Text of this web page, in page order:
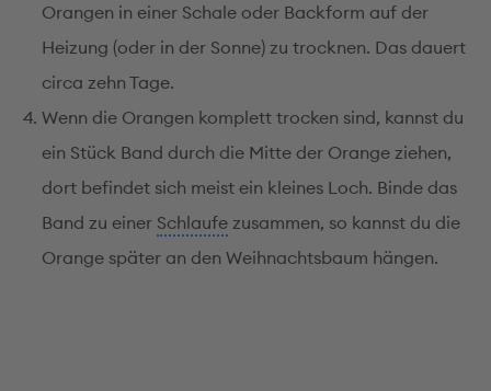
Orangen in einer Schale oder Backform auf der
Heizung (oder in der Sonne) zu trocknen. Das dauert
circa zehn Tage.
Wenn die Orangen komplett trocken sind, kannst du
ein Stück Band durch die Mitte der Orange ziehen,
dort befindet sich meist ein kleines Loch. Binde das
Band zu einer Schlaufe zusammen, so kannst du die
Orange später an den Weihnachtsbaum hängen.